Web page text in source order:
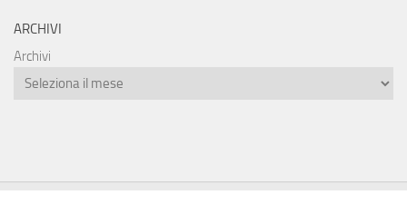
ARCHIVI
Archivi